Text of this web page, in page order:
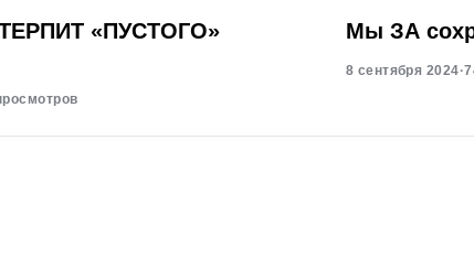
«ПУСТОГО»
Мы ЗА
8 сентября 2024·